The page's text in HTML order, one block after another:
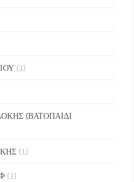
(1)
(ΒΑΤΟΠΑΙΔΙ
(1)
(1)